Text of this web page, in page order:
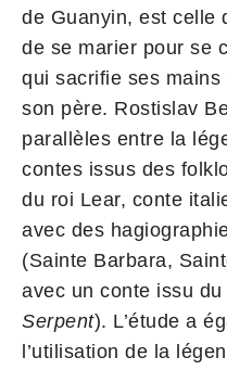
de Guanyin, est celle
de se marier pour se
qui sacrifie ses
son père. Rostislav
parallèles entre la
contes issus des
du roi Lear, conte
avec des
(Sainte Barbara,
avec un conte issu
Serpent). L’étude a
l’utilisation de la